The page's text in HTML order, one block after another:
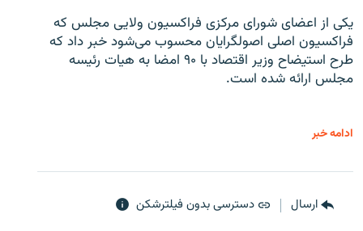
یکی از اعضای شورای مرکزی فراکسیون ولایی مجلس که
فراکسیون اصلی اصولگرایان محسوب می‌شود خبر داد که
طرح استیضاح وزیر اقتصاد با ۹۰ امضا به هیات رئیسه
مجلس ارائه شده است.
ادامه خبر
ارسال دسترسی بدون فیلترشکن